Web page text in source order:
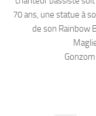
70 ans, une statue à
de son Rainbow